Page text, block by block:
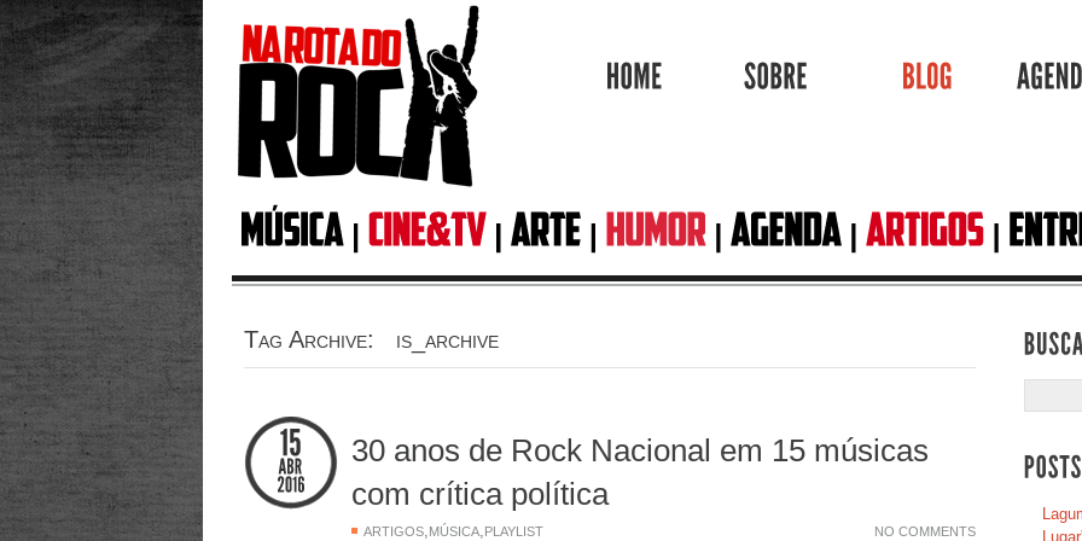
Tag Archive: is_archive
30 anos de Rock Nacional em 15 músicas
com crítica política
ARTIGOS, MÚSICA, PLAYLIST NO COMMENTS